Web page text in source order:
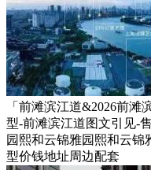
「前滩滨江道&2026前滩
型-前滩滨江道图文引见-
园熙和云锦雅园熙和云锦
型价钱地址周边配套